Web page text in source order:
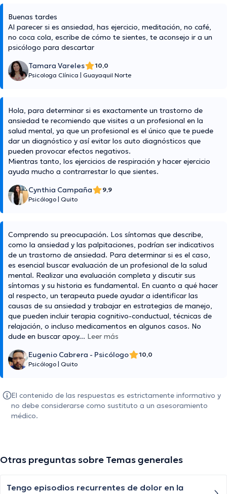
Buenas tardes
Al parecer si es ansiedad, has ejercicio, meditación, no café,
no coca cola, escribe de cómo te sientes, te aconsejo ir a un
psicólogo para descartar
Tamara Vareles
10,0
Psicologa Clínica
Guayaquil Norte
Hola, para determinar si es exactamente un trastorno de
ansiedad te recomiendo que visites a un profesional en la
salud mental, ya que un profesional es el único que te puede
dar un diagnóstico y así evitar los auto diagnósticos que
pueden provocar efectos negativos.
Mientras tanto, los ejercicios de respiración y hacer ejercicio
ayuda mucho a contrarrestar lo que sientes.
Cynthia Campaña
9,9
Psicólogo Quito
Comprendo su preocupación. Los síntomas que describe,
como la ansiedad y las palpitaciones, podrían ser indicativos
de un trastorno de ansiedad. Para determinar si es el caso,
es esencial buscar evaluación de un profesional de la salud
mental. Realizar una evaluación completa y discutir sus
síntomas y su historia es fundamental. En cuanto a qué hacer
al respecto, un terapeuta puede ayudar a identificar las
causas de su ansiedad y trabajar en estrategias de manejo,
que pueden incluir terapia cognitivo-conductual, técnicas de
relajación, o incluso medicamentos en algunos casos. No
dude en buscar apoy... Leer más
Eugenio Cabrera - Psicólogo
10,0
Psicólogo Quito
El contenido de las respuestas es estrictamente informativo y
no debe considerarse como sustituto a un asesoramiento
médico.
Otras preguntas sobre Temas generales
Tengo episodios recurrentes de dolor en la